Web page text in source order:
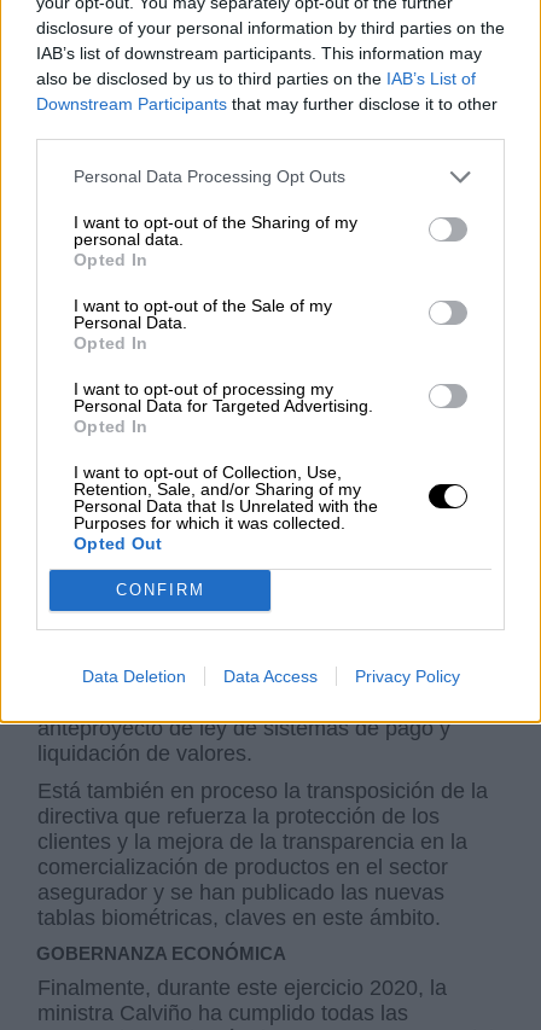
disclosure of your personal information by third parties on the
IAB’s list of downstream participants. This information may
also be disclosed by us to third parties on the IAB’s List of
Downstream Participants that may further disclose it to other
Personal Data Processing Opt Outs
I want to opt-out of the Sharing of my
personal data.
Opted In
I want to opt-out of the Sale of my
Personal Data.
Opted In
I want to opt-out of processing my
Personal Data for Targeted Advertising.
Opted In
I want to opt-out of Collection, Use,
Retention, Sale, and/or Sharing of my
Personal Data that Is Unrelated with the
Purposes for which it was collected.
Opted Out
CONFIRM
Data Deletion Data Access Privacy Policy
convocatoria; y se han adoptado numerosas
medidas para proteger a los usuarios de
servicios financieros, como las relativas a las
cuentas de pago básicas y el refuerzo de la
protección de los ciudadanos con tarjetas de
crédito revolving.
Se ha avanzado en la tramitación diferentes
agenda España Digital 2025, como los de
Comunicación Audiovisual,
En este ámbito, a principios de 2021 está
previsto aprobar tres nuevos planes de
Digitalización de la Administración y de
Competencias Digitales. También está en
proceso de consulta pública la Carta de
Derechos Digitales, una iniciativa pionera que
sitúa a España a la vanguardia mundial en el
tratamiento de un asunto estratégico de cara al
futuro.
En el ámbito de la regulación financiera, se está
avanzando en lanueva normativa de
sociedades de capital y en el denominado
la solvencia del sector y la mejora de servicios a
anteproyecto de ley de sistemas de pago y
liquidación de valores.
Está también en proceso la transposición de la
directiva que refuerza la protección de los
clientes y la mejora de la transparencia en la
comercialización de productos en el sector
asegurador y se han publicado las nuevas
tablas biométricas, claves en este ámbito.
GOBERNANZA ECONÓMICA
Finalmente, durante este ejercicio 2020, la
ministra Calviño ha cumplido todas las